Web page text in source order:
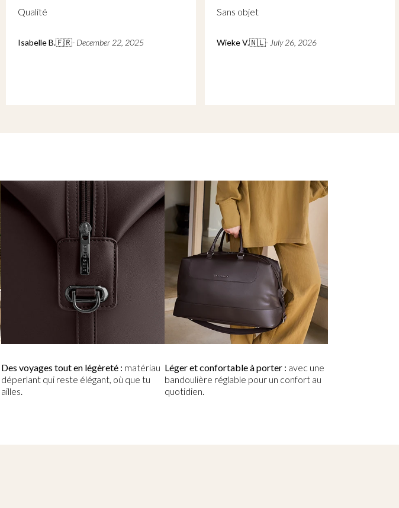
Sans objet
Wieke V.🇳🇱- July 26, 2026
Des voyages tout en légèreté : matériau
déperlant qui reste élégant, où que tu
ailles.
Léger et confortable à porter : avec une
bandoulière réglable pour un confort au
quotidien.